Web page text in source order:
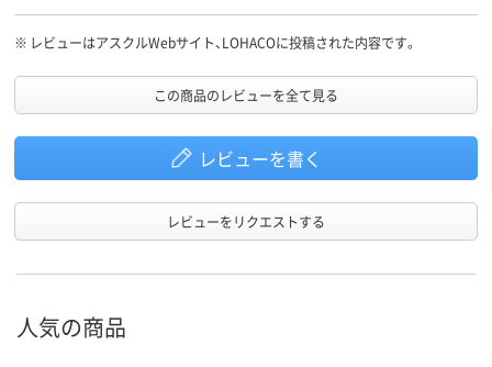
者向けなので日にちのスペースもあらかじめあると尚可です。セッ
ト日数が多いので日にちは表示したいです
※ レビューはアスクルWebサイト、LOHACOに投稿された内容です。
この商品のレビューを全て見る
レビューを書く
レビューをリクエストする
人気の商品